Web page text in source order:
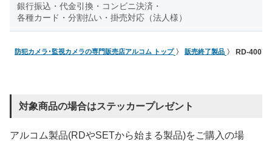
銀行振込・代金引換・コンビニ決済・
各種カード・分割払い・掛売対応（法人様）
防犯カメラ･監視カメラの専門販売店アルコム トップ 販売終了製品 RD-
対象商品の場合はステッカープレゼント
アルコム製品(RDやSETから始まる製品)をご購入の場